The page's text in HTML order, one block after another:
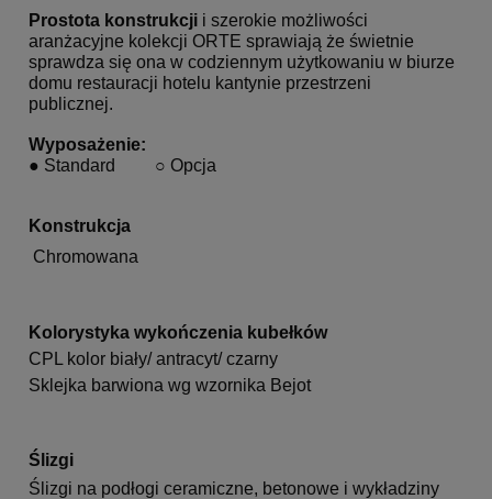
Prostota konstrukcji i szerokie możliwości
aranżacyjne kolekcji ORTE sprawiają że świetnie
sprawdza się ona w codziennym użytkowaniu w biurze
domu restauracji hotelu kantynie przestrzeni
publicznej.
Wyposażenie:
● Standard ○ Opcja
Konstrukcja
Chromowana
Kolorystyka wykończenia kubełków
CPL kolor biały/ antracyt/ czarny
Sklejka barwiona wg wzornika Bejot
Ślizgi
Ślizgi na podłogi ceramiczne, betonowe i wykładziny